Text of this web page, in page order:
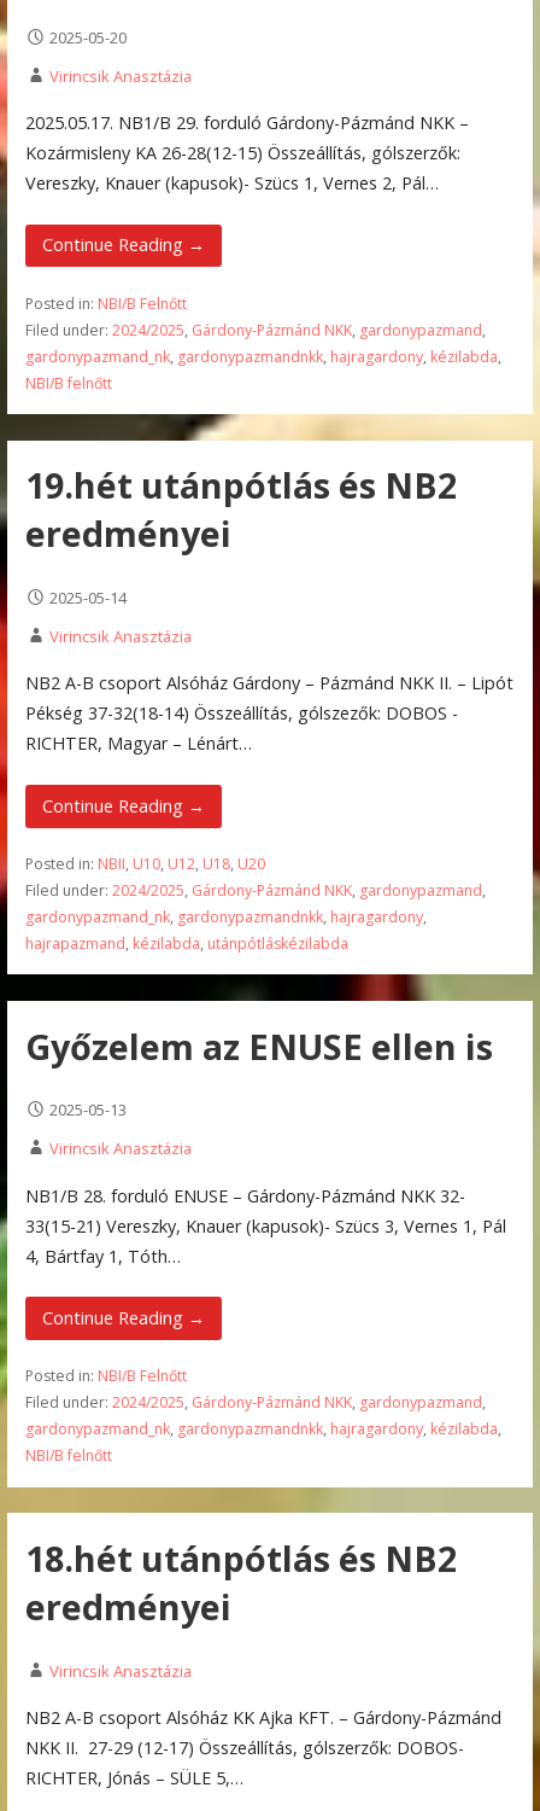
2025-05-20
Virincsik Anasztázia
2025.05.17. NB1/B 29. forduló Gárdony-Pázmánd NKK –
Kozármisleny KA 26-28(12-15) Összeállítás, gólszerzők:
Vereszky, Knauer (kapusok)- Szücs 1, Vernes 2, Pál…
Continue Reading →
Posted in: NBI/B Felnőtt
Filed under: 2024/2025, Gárdony-Pázmánd NKK, gardonypazmand,
gardonypazmand_nk, gardonypazmandnkk, hajragardony, kézilabda,
NBI/B felnőtt
19.hét utánpótlás és NB2
eredményei
2025-05-14
Virincsik Anasztázia
NB2 A-B csoport Alsóház Gárdony – Pázmánd NKK II. – Lipót
Pékség 37-32(18-14) Összeállítás, gólszezők: DOBOS -
RICHTER, Magyar – Lénárt…
Continue Reading →
Posted in: NBII, U10, U12, U18, U20
Filed under: 2024/2025, Gárdony-Pázmánd NKK, gardonypazmand,
gardonypazmand_nk, gardonypazmandnkk, hajragardony,
hajrapazmand, kézilabda, utánpótláskézilabda
Győzelem az ENUSE ellen is
2025-05-13
Virincsik Anasztázia
NB1/B 28. forduló ENUSE – Gárdony-Pázmánd NKK 32-
33(15-21) Vereszky, Knauer (kapusok)- Szücs 3, Vernes 1, Pál
4, Bártfay 1, Tóth…
Continue Reading →
Posted in: NBI/B Felnőtt
Filed under: 2024/2025, Gárdony-Pázmánd NKK, gardonypazmand,
gardonypazmand_nk, gardonypazmandnkk, hajragardony, kézilabda,
NBI/B felnőtt
18.hét utánpótlás és NB2
eredményei
Virincsik Anasztázia
NB2 A-B csoport Alsóház KK Ajka KFT. – Gárdony-Pázmánd
NKK II. 27-29 (12-17) Összeállítás, gólszerzők: DOBOS-
RICHTER, Jónás – SÜLE 5,…